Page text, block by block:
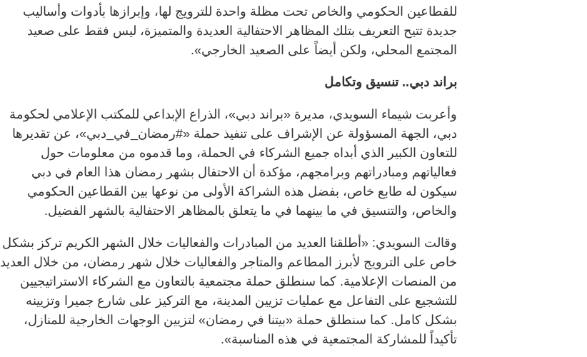
للقطاعين الحكومي والخاص تحت مظلة واحدة للترويج لها، وإبرازها بأدوات وأساليب
جديدة تتيح التعريف بتلك المظاهر الاحتفالية العديدة والمتميزة، ليس فقط على صعيد
المجتمع المحلي، ولكن أيضاً على الصعيد الخارجي».
براند دبي.. تنسيق وتكامل
وأعربت شيماء السويدي، مديرة «براند دبي»، الذراع الإبداعي للمكتب الإعلامي لحكومة
دبي، الجهة المسؤولة عن الإشراف على تنفيذ حملة «#رمضان_في_دبي»، عن تقديرها
للتعاون الكبير الذي أبداه جميع الشركاء في الحملة، وما قدموه من معلومات حول
فعالياتهم ومبادراتهم وبرامجهم، مؤكدة أن الاحتفال بشهر رمضان هذا العام في دبي
سيكون له طابع خاص، بفضل هذه الشراكة الأولى من نوعها بين القطاعين الحكومي
والخاص، والتنسيق في ما بينهما في ما يتعلق بالمظاهر الاحتفالية بالشهر الفضيل.
وقالت السويدي: «أطلقنا العديد من المبادرات والفعاليات خلال الشهر الكريم تركز بشكل
خاص على الترويج لأبرز المطاعم والمتاجر والفعاليات خلال شهر رمضان، من خلال العديد
من المنصات الإعلامية. كما سنطلق حملة مجتمعية بالتعاون مع الشركاء الاستراتيجيين
للتشجيع على التفاعل مع عمليات تزيين المدينة، مع التركيز على شارع جميرا وتزيينه
بشكل كامل. كما سنطلق حملة «بيتنا في رمضان» لتزيين الوجهات الخارجية للمنازل،
تأكيداً للمشاركة المجتمعية في هذه المناسبة».